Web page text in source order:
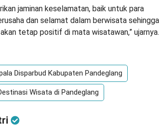
jaminan keselamatan, baik untuk para
dan selamat dalam berwisata sehingga
tetap positif di mata wisatawan,” ujarnya.
Disparbud Kabupaten Pandeglang
Wisata di Pandeglang